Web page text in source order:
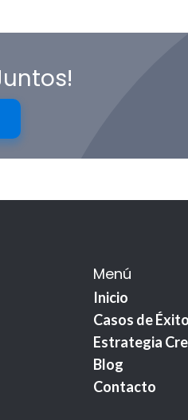
Menú
Inicio
Casos de Éxito
Estrategia
Blog
Contacto